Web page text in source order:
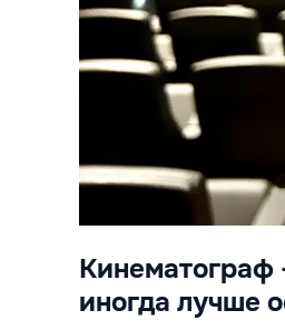
Кинематограф
иногда лучше